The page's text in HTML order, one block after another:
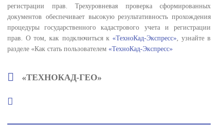
регистрации прав. Трехуровневая проверка сформированных
документов обеспечивает высокую результативность прохождения
процедуры государственного кадастрового учета и регистрации
прав. О том, как подключиться к «ТехноКад-Экспресс», узнайте в
разделе «Как стать пользователем «ТехноКад-Экспресс»
«ТЕХНОКАД-ГЕО»